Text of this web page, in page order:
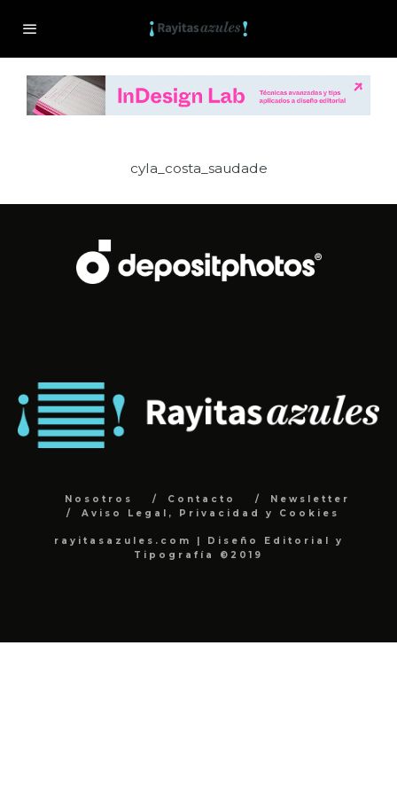
cyla_costa_saudade
Nosotros Contacto
Newsletter
Aviso Legal, Privacidad y Cookies
rayitasazules.com | Diseño Editorial y
Tipografía ©2019